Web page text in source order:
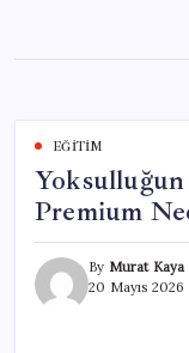
content
EĞITIM
Premium
By Murat Kaya
20 Mayıs 2026